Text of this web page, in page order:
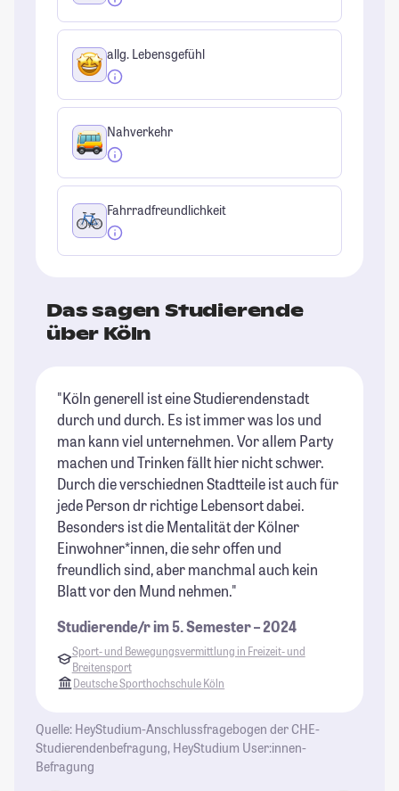
allg. Lebensgefühl
Nahverkehr
Fahrradfreundlichkeit
Das sagen Studierende
über Köln
"Köln generell ist eine Studierendenstadt
durch und durch. Es ist immer was los und
man kann viel unternehmen. Vor allem Party
machen und Trinken fällt hier nicht schwer.
Durch die verschiednen Stadtteile ist auch für
jede Person dr richtige Lebensort dabei.
Besonders ist die Mentalität der Kölner
Einwohner*innen, die sehr offen und
freundlich sind, aber manchmal auch kein
Blatt vor den Mund nehmen."
Studierende/r im 5. Semester – 2024
Sport- und Bewegungsvermittlung in Freizeit- und
Breitensport
Deutsche Sporthochschule Köln
Quelle: HeyStudium-Anschlussfragebogen der CHE-
Studierendenbefragung, HeyStudium User:innen-
Befragung